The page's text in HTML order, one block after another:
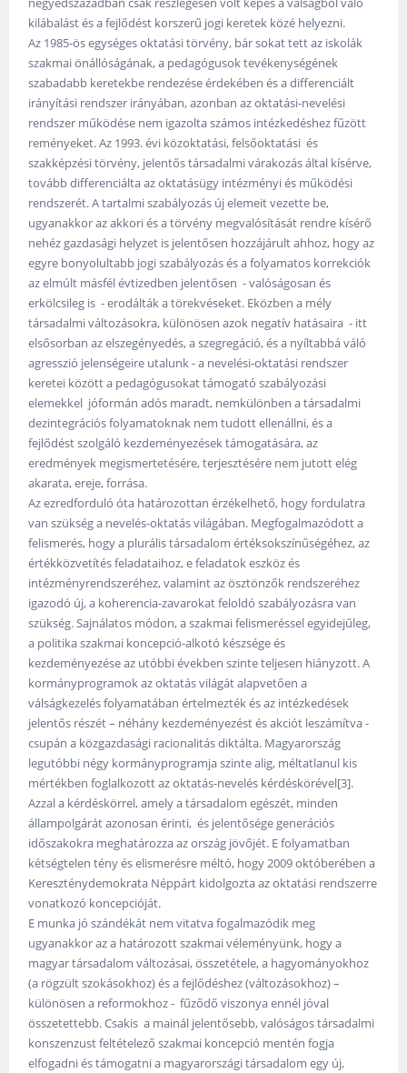
kilábalást és a fejlődést korszerű jogi keretek közé helyezni.
Az 1985-ös egységes oktatási törvény, bár sokat tett az iskolák
szakmai önállóságának, a pedagógusok tevékenységének
szabadabb keretekbe rendezése érdekében és a differenciált
irányítási rendszer irányában, azonban az oktatási-nevelési
rendszer működése nem igazolta számos intézkedéshez fűzött
reményeket. Az 1993. évi közoktatási, felsőoktatási és
szakképzési törvény, jelentős társadalmi várakozás által kísérve,
tovább differenciálta az oktatásügy intézményi és működési
rendszerét. A tartalmi szabályozás új elemeit vezette be,
ugyanakkor az akkori és a törvény megvalósítását rendre kísérő
nehéz gazdasági helyzet is jelentősen hozzájárult ahhoz, hogy az
egyre bonyolultabb jogi szabályozás és a folyamatos korrekciók
az elmúlt másfél évtizedben jelentősen - valóságosan és
erkölcsileg is - erodálták a törekvéseket. Eközben a mély
társadalmi változásokra, különösen azok negatív hatásaira - itt
elsősorban az elszegényedés, a szegregáció, és a nyíltabbá váló
agresszió jelenségeire utalunk - a nevelési-oktatási rendszer
keretei között a pedagógusokat támogató szabályozási
elemekkel jóformán adós maradt, nemkülönben a társadalmi
dezintegrációs folyamatoknak nem tudott ellenállni, és a
fejlődést szolgáló kezdeményezések támogatására, az
eredmények megismertetésére, terjesztésére nem jutott elég
akarata, ereje, forrása.
Az ezredforduló óta határozottan érzékelhető, hogy fordulatra
van szükség a nevelés-oktatás világában. Megfogalmazódott a
felismerés, hogy a plurális társadalom értéksokszínűségéhez, az
értékközvetítés feladataihoz, e feladatok eszköz és
intézményrendszeréhez, valamint az ösztönzők rendszeréhez
igazodó új, a koherencia-zavarokat feloldó szabályozásra van
szükség. Sajnálatos módon, a szakmai felismeréssel egyidejűleg,
a politika szakmai koncepció-alkotó készsége és
kezdeményezése az utóbbi években szinte teljesen hiányzott. A
kormányprogramok az oktatás világát alapvetően a
válságkezelés folyamatában értelmezték és az intézkedések
jelentős részét – néhány kezdeményezést és akciót leszámítva -
csupán a közgazdasági racionalitás diktálta. Magyarország
legutóbbi négy kormányprogramja szinte alig, méltatlanul kis
mértékben foglalkozott az oktatás-nevelés kérdéskörével[3].
Azzal a kérdéskörrel, amely a társadalom egészét, minden
állampolgárát azonosan érinti, és jelentősége generációs
időszakokra meghatározza az ország jövőjét. E folyamatban
kétségtelen tény és elismerésre méltó, hogy 2009 októberében a
Kereszténydemokrata Néppárt kidolgozta az oktatási rendszerre
vonatkozó koncepcióját.
E munka jó szándékát nem vitatva fogalmazódik meg
ugyanakkor az a határozott szakmai véleményünk, hogy a
magyar társadalom változásai, összetétele, a hagyományokhoz
(a rögzült szokásokhoz) és a fejlődéshez (változásokhoz) –
különösen a reformokhoz - fűződő viszonya ennél jóval
összetettebb. Csakis a mainál jelentősebb, valóságos társadalmi
konszenzust feltételező szakmai koncepció mentén fogja
elfogadni és támogatni a magyarországi társadalom egy új,